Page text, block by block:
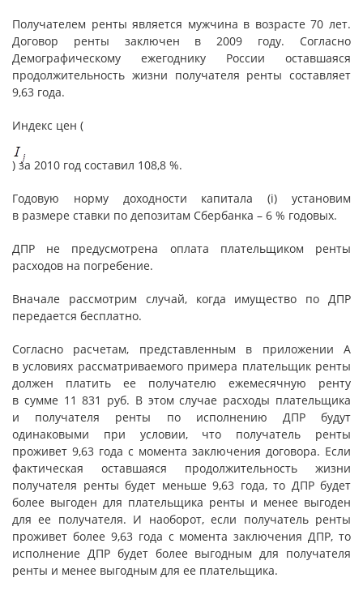
Получателем ренты является мужчина в возрасте 70 лет.
Договор ренты заключен в 2009 году. Согласно
Демографическому ежегоднику России оставшаяся
продолжительность жизни получателя ренты составляет
9,63 года.
Индекс цен (
) за 2010 год составил 108,8 %.
Годовую норму доходности капитала (i) установим
в размере ставки по депозитам Сбербанка – 6 % годовых.
ДПР не предусмотрена оплата плательщиком ренты
расходов на погребение.
Вначале рассмотрим случай, когда имущество по ДПР
передается бесплатно.
Согласно расчетам, представленным в приложении А
в условиях рассматриваемого примера плательщик ренты
должен платить ее получателю ежемесячную ренту
в сумме 11 831 руб. В этом случае расходы плательщика
и получателя ренты по исполнению ДПР будут
одинаковыми при условии, что получатель ренты
проживет 9,63 года с момента заключения договора. Если
фактическая оставшаяся продолжительность жизни
получателя ренты будет меньше 9,63 года, то ДПР будет
более выгоден для плательщика ренты и менее выгоден
для ее получателя. И наоборот, если получатель ренты
проживет более 9,63 года с момента заключения ДПР, то
исполнение ДПР будет более выгодным для получателя
ренты и менее выгодным для ее плательщика.